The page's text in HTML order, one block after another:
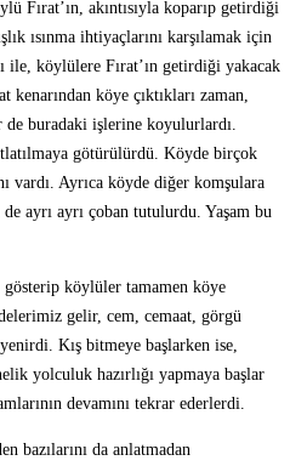
Fırat’ın, akıntısıyla koparıp getirdiği
ısınma ihtiyaçlarını karşılamak için
ile, köylülere Fırat’ın getirdiği yakacak
köye çıktıkları zaman,
de buradaki işlerine koyulurlardı.
götürülürdü. Köyde birçok
vardı. Ayrıca köyde diğer komşulara
ayrı ayrı çoban tutulurdu. Yaşam bu
köylüler tamamen köye
gelir, cem, cemaat, görgü
Kış bitmeye başlarken ise,
yolculuk hazırlığı yapmaya başlar
devamını tekrar ederlerdi.
bazılarını da anlatmadan